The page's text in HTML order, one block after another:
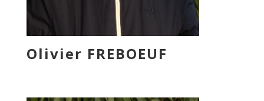
Olivier FREBOEUF